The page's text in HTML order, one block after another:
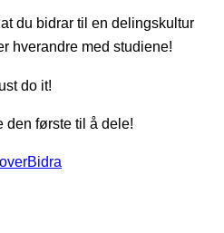
du bidrar til en delingskultur
hverandre med studiene!
do it!
den første til å dele!
Bidra